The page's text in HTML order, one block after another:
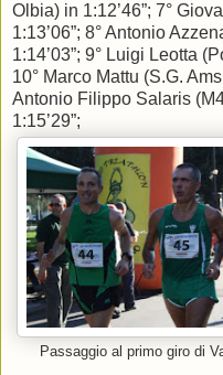
Olbia) in 1:12’46”; 7°
1:13’06”; 8° Antonio
1:14’03”; 9° Luigi Leotta
10° Marco Mattu (S.G.
Antonio Filippo Salaris
1:15’29”;
Passaggio al primo giro di